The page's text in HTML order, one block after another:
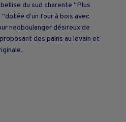
du sud charente "Plus
"dotée d'un four à bois avec
neoboulanger désireux de
des pains au levain et